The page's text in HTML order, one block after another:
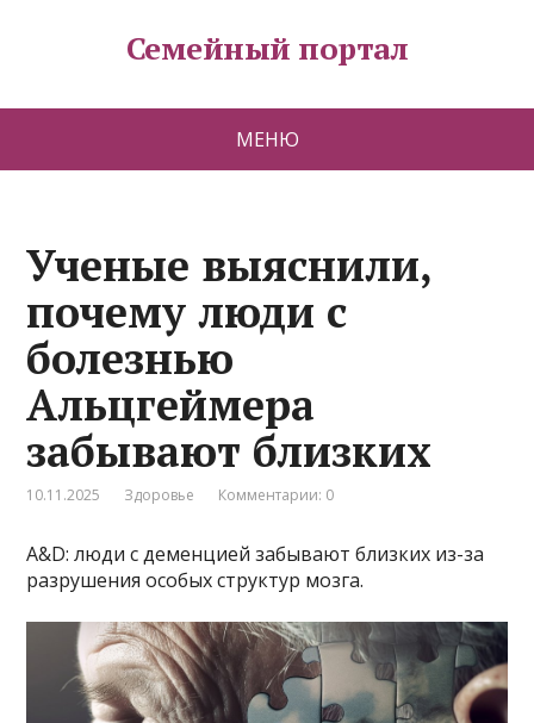
Семейный портал
МЕНЮ
Ученые выяснили,
почему люди с
болезнью
Альцгеймера
забывают близких
10.11.2025 Здоровье Комментарии: 0
A&D: люди с деменцией забывают близких из-за
разрушения особых структур мозга.